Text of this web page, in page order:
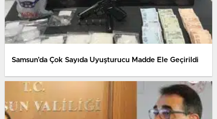
Samsun’da Çok Sayıda Uyuşturucu Madde Ele Geçirildi